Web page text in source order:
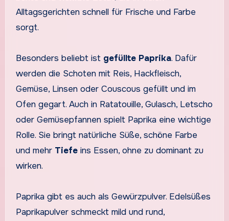
Alltagsgerichten schnell für Frische und Farbe
sorgt.
Besonders beliebt ist gefüllte Paprika. Dafür
werden die Schoten mit Reis, Hackfleisch,
Gemüse, Linsen oder Couscous gefüllt und im
Ofen gegart. Auch in Ratatouille, Gulasch, Letscho
oder Gemüsepfannen spielt Paprika eine wichtige
Rolle. Sie bringt natürliche Süße, schöne Farbe
und mehr Tiefeins Essen, ohne zu dominant zu
wirken.
Paprika gibt es auch als Gewürzpulver. Edelsüßes
Paprikapulver schmeckt mild und rund,